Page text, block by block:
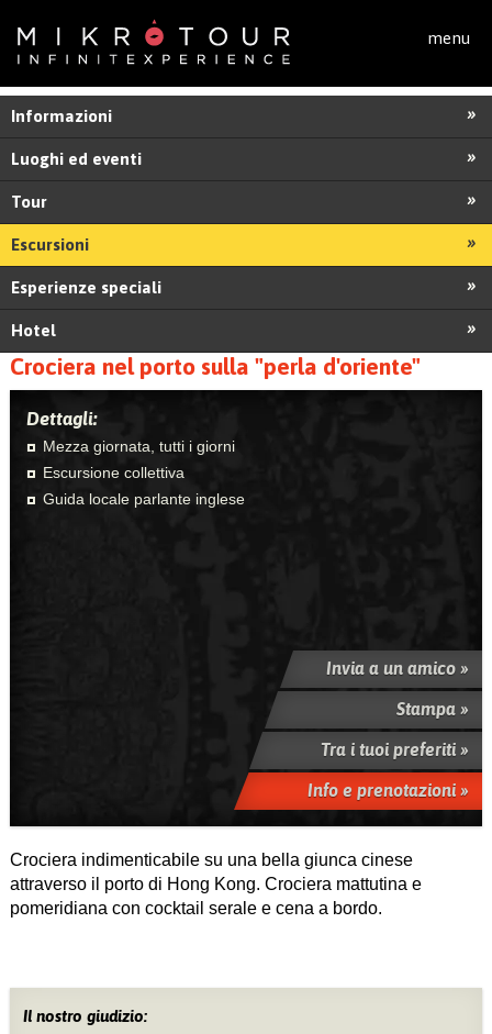
menu
Informazioni
Luoghi ed eventi
Tour
Escursioni
Esperienze speciali
Hotel
Crociera nel porto sulla "perla d'oriente"
Dettagli:
Mezza giornata, tutti i giorni
Escursione collettiva
Guida locale parlante inglese
Invia a un amico »
Stampa »
Tra i tuoi preferiti »
Info e prenotazioni »
Crociera indimenticabile su una bella giunca cinese
attraverso il porto di Hong Kong. Crociera mattutina e
pomeridiana con cocktail serale e cena a bordo.
Il nostro giudizio: